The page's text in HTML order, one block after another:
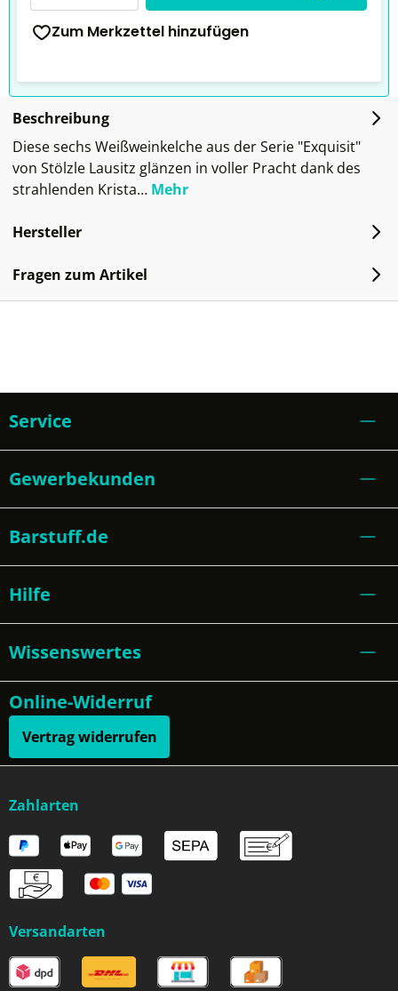
Zum Merkzettel hinzufügen
Beschreibung
Diese sechs Weißweinkelche aus der Serie "Exquisit"
von Stölzle Lausitz glänzen in voller Pracht dank des
strahlenden Krista… Mehr
Hersteller
Fragen zum Artikel
Service
Gewerbekunden
Barstuff.de
Hilfe
Wissenswertes
Online-Widerruf
Vertrag widerrufen
Zahlarten
Versandarten